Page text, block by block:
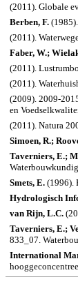
(2011). Globale
Berben, F.
(2011).
Faber, W.;
(2011).
(2011).
(2009). 2009-
en
(2011). Natura
Simoen, R.;
Taverniers, E.;
Smets, E. (1996).
Hydrologisch
van Rijn, L.C.
Taverniers, E.;
833_07.
International